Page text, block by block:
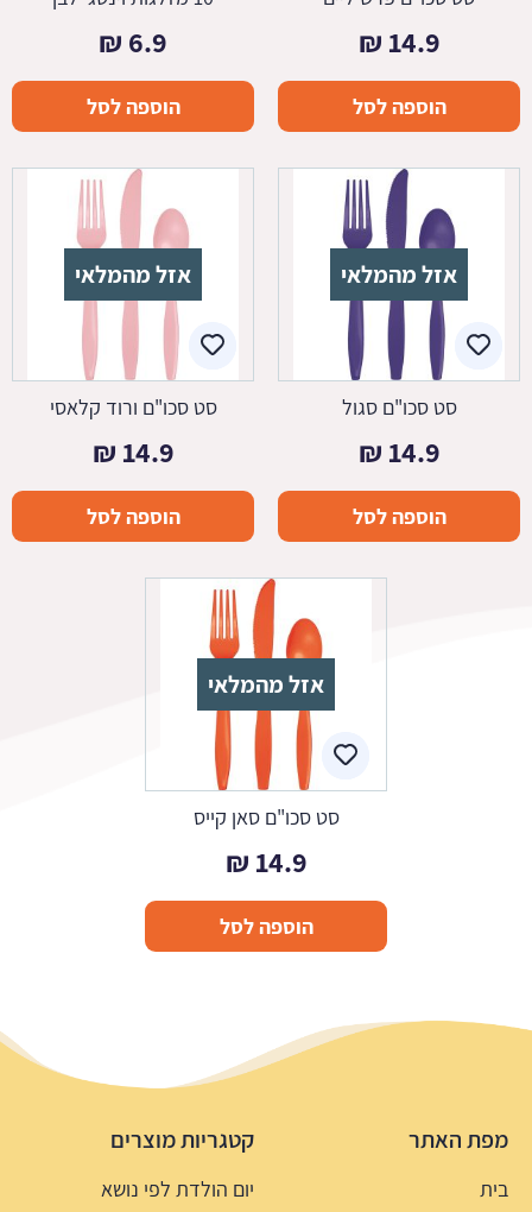
14.9
₪
הוספה לסל
6.9
₪
הוספה לסל
אזל מהמלאי
סט סכו"ם סגול
14.9
₪
הוספה לסל
אזל מהמלאי
סט סכו"ם ורוד קלאסי
14.9
₪
הוספה לסל
אזל מהמלאי
סט סכו"ם סאן קייס
14.9
₪
הוספה לסל
מפת האתר
בית
קטגריות מוצרים
יום הולדת לפי נושא